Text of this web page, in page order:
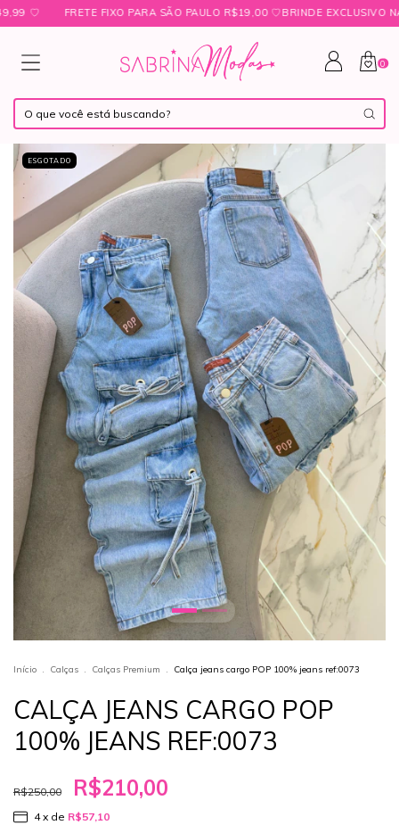
♡ FRETE FIXO PARA SÃO PAULO R$19,00 ㅤ♡ㅤBRINDE EXCLUSIVO NAS
0
ESGOTADO
Início . Calças . Calças Premium . Calça jeans cargo POP 100% jeans ref:0073
CALÇA JEANS CARGO POP
100% JEANS REF:0073
R$250,00 R$210,00
4 x de R$57,10